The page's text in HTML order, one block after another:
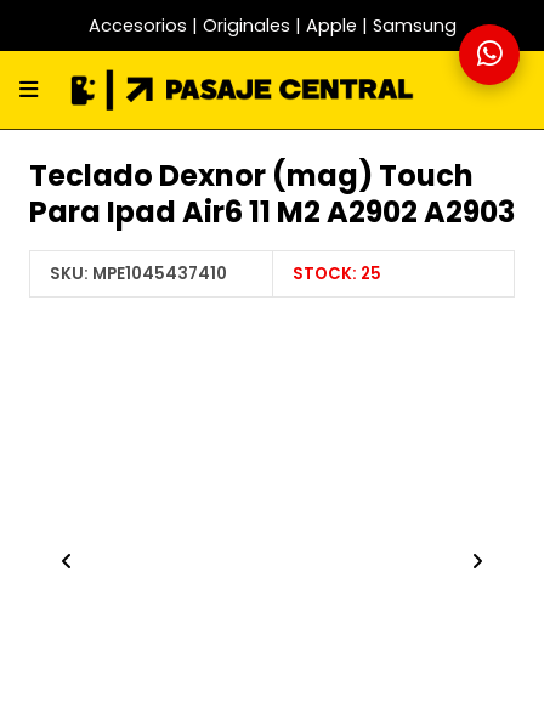
Accesorios | Originales | Apple | Samsung
Teclado Dexnor (mag) Touch
Para Ipad Air6 11 M2 A2902 A2903
SKU: MPE1045437410 STOCK: 25